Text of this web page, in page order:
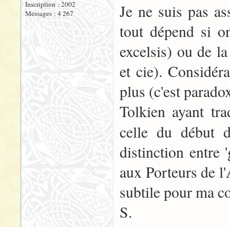
Inscription : 2002
Messages : 4 267
Je ne suis pas
tout dépend si
excelsis) ou de
et cie).
plus (c'est
Tolkien ayant
celle du début
distinction entre
aux Porteurs de
subtile pour ma
S.